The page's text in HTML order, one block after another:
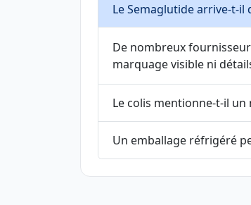
Le Semaglutide arrive-t-il
De nombreux
marquage visible ni
Le colis mentionne-t-il
Un emballage réfrigéré